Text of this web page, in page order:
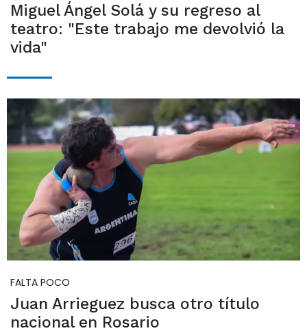
Miguel Ángel Solá y su regreso al
teatro: "Este trabajo me devolvió la
vida"
FALTA POCO
Juan Arrieguez busca otro título
nacional en Rosario